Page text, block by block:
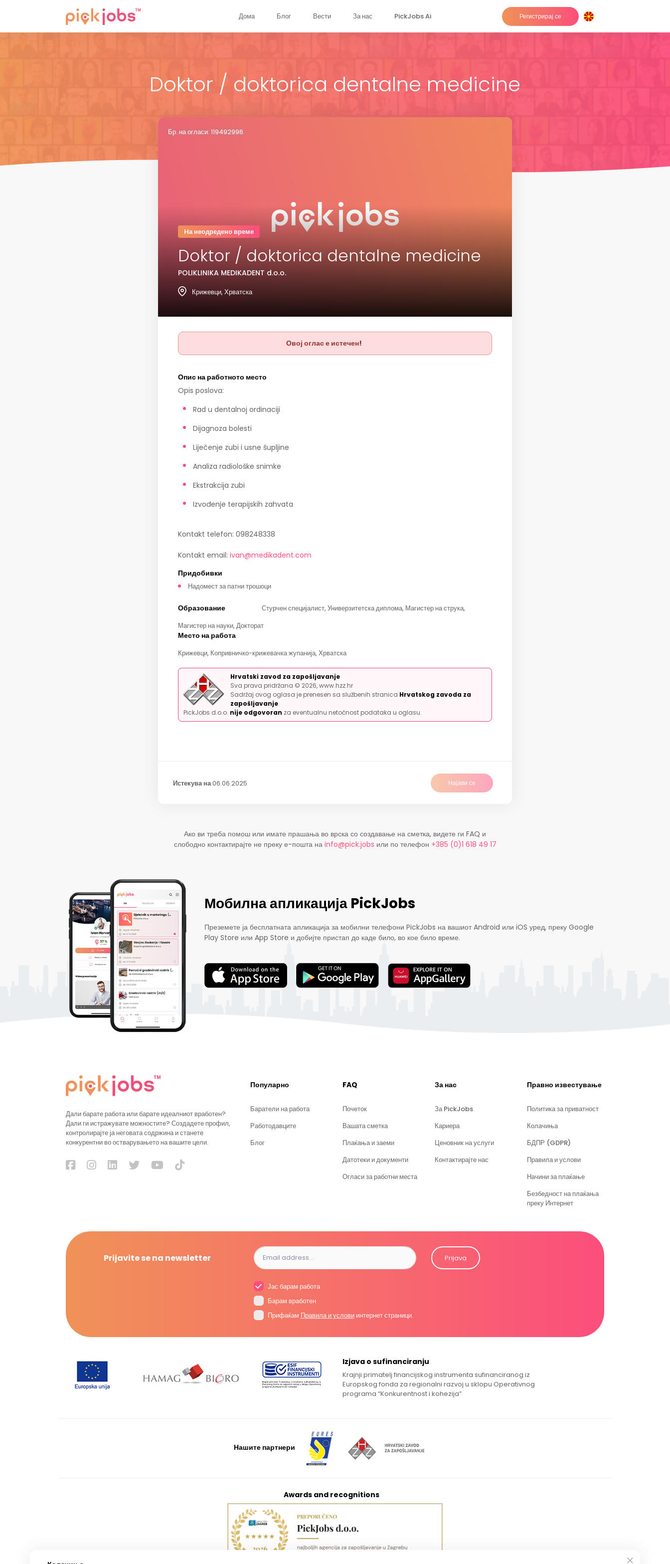
Дома Блог Вести За нас PickJobs Ai Регистрирај се
Doktor / doktorica dentalne medicine
Бр. на огласи: 119492996
Hа неодредено време
Doktor / doktorica dentalne medicine
POLIKLINIKA MEDIKADENT d.o.o.
Крижевци, Хрватска
Овој оглас е истечен!
Опис на работното место
Opis poslova:
Rad u dentalnoj ordinaciji
Dijagnoza bolesti
Liječenje zubi i usne šupljine
Analiza radiološke snimke
Ekstrakcija zubi
Izvođenje terapijskih zahvata
Kontakt telefon: 098248338
Kontakt email: ivan@medikadent.com
Придобивки
Надомест за патни трошоци
Образование
Стурчен специјалист, Универзитетска диплома, Магистер на струка,
Магистер на науки, Докторат
Место на работа
Крижевци, Копривничко-крижевачка жупанија, Хрватска
Hrvatski zavod za zapošljavanje
Sva prava pridržana © 2026, www.hzz.hr
Sadržaj ovog oglasa je prenesen sa službenih stranica Hrvatskog zavoda za
zapošljavanje.
PickJobs d.o.o. nije odgovoran za eventualnu netočnost podataka u oglasu.
Истекува на06.06.2025 Најави се
Ако ви треба помош или имате прашања во врска со создавање на сметка, видете ги FAQ и
слободно контактирајте не преку е-пошта на info@pick.jobs или по телефон +385 (0)1 618 49 17
Мобилна апликација PickJobs
Преземете ја бесплатната апликација за мобилни телефони PickJobs на вашиот Android или iOS уред, преку Google
Play Store или App Store и добијте пристап до каде било, во кое било време.
Дали барате работа или барате идеалниот вработен?
Дали ги истражувате можностите? Создадете профил,
контролирајте ја неговата содржина и станете
конкурентни во остварувањето на вашите цели.
Популарно
Баратели на работа
Работодавците
Блог
FAQ
Почеток
Вашата сметка
Плаќања и заеми
Датотеки и документи
Огласи за работни места
За нас
За PickJobs
Кариера
Ценовник на услуги
Контактирајте нас
Правно известување
Политика за приватност
Колачиња
БДПР (GDPR)
Правила и услови
Начини за плаќање
Безбедност на плаќања
преку Интернет
Prijavite se na newsletter
Јас барам работа
Барам вработен
Прифаќам Правила и условиинтернет страници.
Prijava
Izjava o sufinanciranju
Krajnji primatelj financijskog instrumenta sufinanciranog iz
Europskog fonda za regionalni razvoj u sklopu Operativnog
programa “Konkurentnost i kohezija”
Нашите партнери
Awards and recognitions